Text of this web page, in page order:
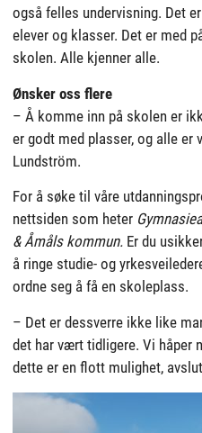
også felles undervisning. Det
elever og klasser. Det er med
skolen. Alle kjenner alle.
Ønsker oss flere
– Å komme inn på skolen er
er godt med plasser, og alle er
Lundström.
For å søke til våre
nettsiden som heter
& Åmåls kommun. Er du
å ringe studie- og
ordne seg å få en skoleplass.
– Det er dessverre ikke like
det har vært tidligere. Vi håper
dette er en flott mulighet,